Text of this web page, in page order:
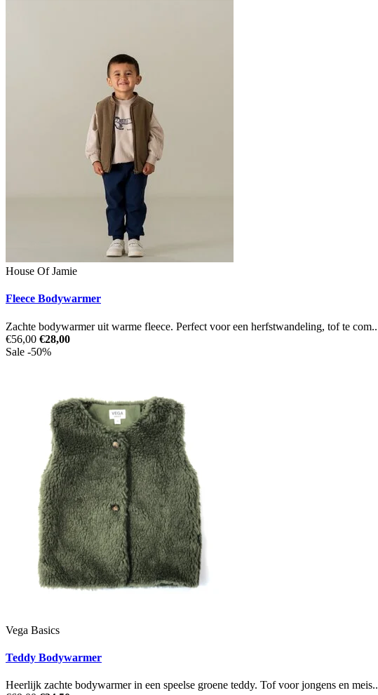
House Of Jamie
Fleece Bodywarmer
Zachte bodywarmer uit warme fleece. Perfect voor een herfstwandeling, tof te com..
€56,00 €28,00
Sale -50%
Vega Basics
Teddy Bodywarmer
Heerlijk zachte bodywarmer in een speelse groene teddy. Tof voor jongens en meis..